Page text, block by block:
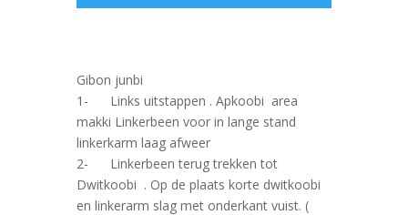
Gibon junbi
1- Links uitstappen . Apkoobi area
makki Linkerbeen voor in lange stand
linkerkarm laag afweer
2- Linkerbeen terug trekken tot
Dwitkoobi . Op de plaats korte dwitkoobi
en linkerarm slag met onderkant vuist. (